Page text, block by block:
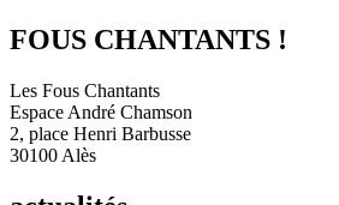
FOUS CHANTANTS !
Les Fous Chantants
Espace André Chamson
2, place Henri Barbusse
30100 Alès